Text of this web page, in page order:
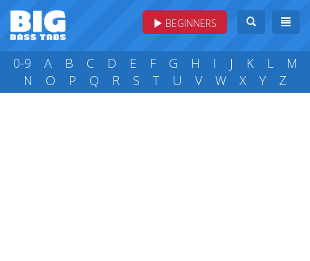
BEGINNERS
0-9 A B C D E F G H I J K L
M
N
O P Q R S T U V W X Y Z